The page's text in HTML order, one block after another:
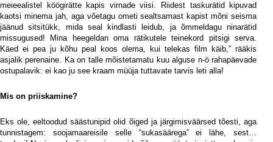
meieealistel köögirätte kapis virnade viisi. Riidest taskurätid kipuvad
kaotsi minema jah, aga võetagu ometi sealtsamast kapist mõni seisma
jäänud sitsitükk, mida seal kindlasti leidub, ja õmmeldagu ninarätid
missugused! Mina heegeldan oma rätikutele teinekord pitsigi serva.
Käed ei pea ju kõhu peal koos olema, kui telekas film käib,” rääkis
asjalik perenaine. Ka on talle mõistetamatu kuu alguse n-ö rahapäevade
ostupalavik: ei kao ju see kraam müüja tuttavate tarvis leti alla!
Mis on priiskamine?
Eks ole, eeltoodud säästunipid olid õiged ja järgimisväärsed tõesti, aga
tunnistagem: soojamaareisile selle “sukasäärega” ei lähe, sest…